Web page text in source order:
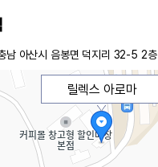
남 아산시 음봉면 덕지리 32-5 2층
릴렉스 아로마